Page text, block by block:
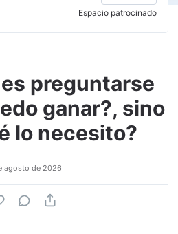
Espacio patrocinado
preguntarse
ganar?, sino
lo necesito?
agosto de 2026